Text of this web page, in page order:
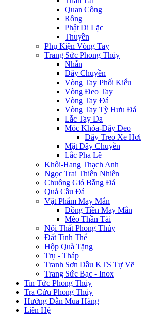
Quan Công
Rồng
Phật Di Lặc
Thuyền
Phụ Kiện Vòng Tay
Trang Sức Phong Thủy
Nhẫn
Dây Chuyền
Vòng Tay Phối Kiểu
Vòng Đeo Tay
Vòng Tay Đá
Vòng Tay Tỳ Hưu Đá
Lắc Tay Da
Móc Khóa-Dây Đeo
Dây Treo Xe Hơi
Mặt Dây Chuyền
Lắc Pha Lê
Khối-Hang Thạch Anh
Ngọc Trai Thiên Nhiên
Chuông Gió Bằng Đá
Quả Cầu Đá
Vật Phẩm May Mắn
Đồng Tiền May Mắn
Mèo Thần Tài
Nội Thất Phong Thủy
Đất Tinh Thể
Hộp Quà Tặng
Trụ - Tháp
Tranh Sơn Dầu KTS Tự Vẽ
Trang Sức Bạc - Inox
Tin Tức Phong Thủy
Tra Cứu Phong Thủy
Hướng Dẫn Mua Hàng
Liên Hệ